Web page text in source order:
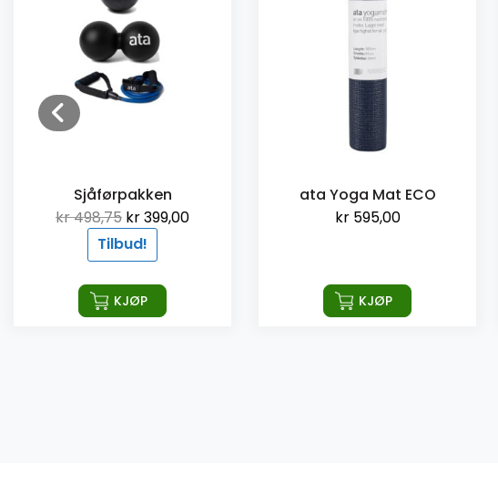
Sjåførpakken
kr498,75 Opprinnelig pris var: kr 498,75.
kr399,00Nåværende pris er: kr 399,00.
Tilbud!
KJØP
ata Yoga Mat ECO
kr595,00
KJØP